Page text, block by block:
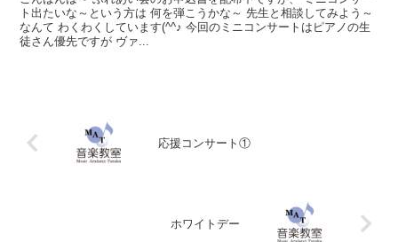
ト出たいな～という方は 何を弾こうかな～ 先生と相談してみよう～
なんて わくわくしています(^^♪ 今回のミニコンサートはピアノの生
徒さん優先ですが ヴァ...
応援コンサート①
ホワイトデー